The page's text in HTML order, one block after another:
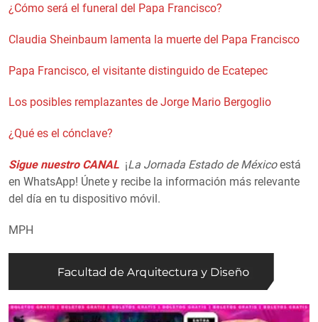
¿Cómo será el funeral del Papa Francisco?
Claudia Sheinbaum lamenta la muerte del Papa Francisco
Papa Francisco, el visitante distinguido de Ecatepec
Los posibles remplazantes de Jorge Mario Bergoglio
¿Qué es el cónclave?
Sigue nuestro CANAL ¡La Jornada Estado de Méxicoestá
en WhatsApp! Únete y recibe la información más relevante
del día en tu dispositivo móvil.
MPH